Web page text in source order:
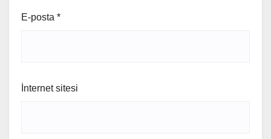
E-posta *
İnternet sitesi